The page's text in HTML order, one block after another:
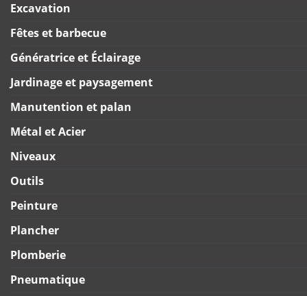
Excavation
Fêtes et barbecue
Génératrice et Éclairage
Jardinage et paysagement
Manutention et palan
Métal et Acier
Niveaux
Outils
Peinture
Plancher
Plomberie
Pneumatique